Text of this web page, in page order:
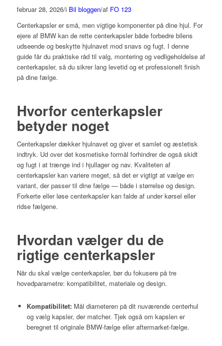
februar 28, 2026/i Bil bloggen/af FO 123
Centerkapsler er små, men vigtige komponenter på dine hjul. For
ejere af BMW kan de rette centerkapsler både forbedre bilens
udseende og beskytte hjulnavet mod snavs og fugt. I denne
guide får du praktiske råd til valg, montering og vedligeholdelse af
centerkapsler, så du sikrer lang levetid og et professionelt finish
på dine fælge.
Hvorfor centerkapsler
betyder noget
Centerkapsler dækker hjulnavet og giver et samlet og æstetisk
indtryk. Ud over det kosmetiske formål forhindrer de også skidt
og fugt i at trænge ind i hjullager og nav. Kvaliteten af
centerkapsler kan variere meget, så det er vigtigt at vælge en
variant, der passer til dine fælge — både i størrelse og design.
Forkerte eller løse centerkapsler kan falde af under kørsel eller
ridse fælgene.
Hvordan vælger du de
rigtige centerkapsler
Når du skal vælge centerkapsler, bør du fokusere på tre
hovedparametre: kompatibilitet, materiale og design.
Kompatibilitet:Mål diameteren på dit nuværende centerhul
og vælg kapsler, der matcher. Tjek også om kapslen er
beregnet til originale BMW-fælge eller aftermarket-fælge.